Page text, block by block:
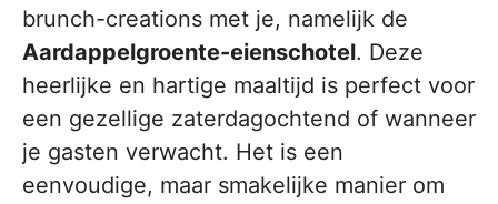
brunch-creations met je, namelijk de
Aardappelgroente-eienschotel. Deze
heerlijke en hartige maaltijd is perfect voor
een gezellige zaterdagochtend of wanneer
je gasten verwacht. Het is een
eenvoudige, maar smakelijke manier om